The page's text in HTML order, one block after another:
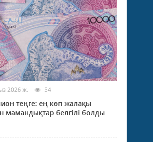
2026 ж. 54
теңге: ең көп жалақы
мамандықтар белгілі болды